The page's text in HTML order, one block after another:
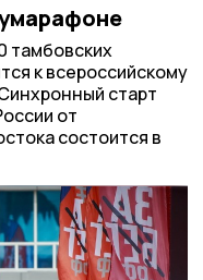
тамбовских
к всероссийскому
старт
от
состоится в